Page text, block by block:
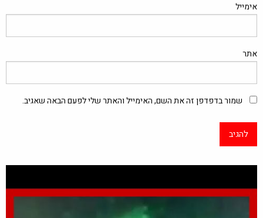
אימייל
אתר
שמור בדפדפן זה את השם, האימייל והאתר שלי לפעם הבאה שאגיב.